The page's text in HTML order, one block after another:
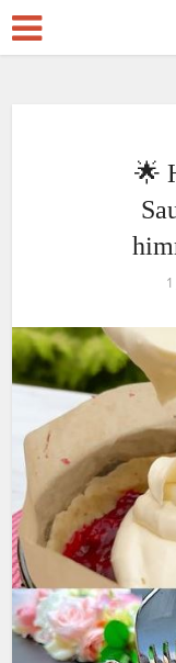
🌟